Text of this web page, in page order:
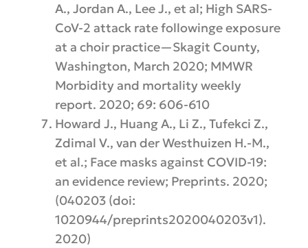
A., Jordan A., Lee J., et al; High SARS-
CoV-2 attack rate followinge exposure
at a choir practice—Skagit County,
Washington, March 2020; MMWR
Morbidity and mortality weekly
report. 2020; 69: 606-610
Howard J., Huang A., Li Z., Tufekci Z.,
Zdimal V., van der Westhuizen H.-M.,
et al.; Face masks against COVID-19:
an evidence review; Preprints. 2020;
(040203 (doi:
1020944/preprints2020040203v1).
2020)